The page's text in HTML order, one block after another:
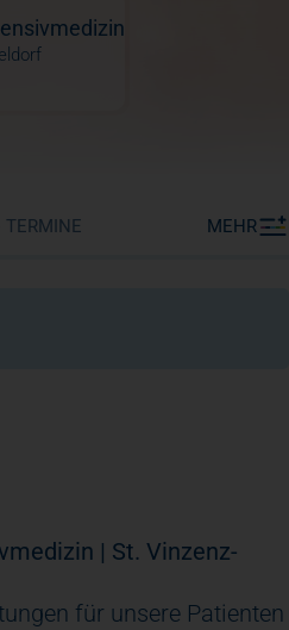
MEHR
| St. Vinzenz-
für unsere Patienten